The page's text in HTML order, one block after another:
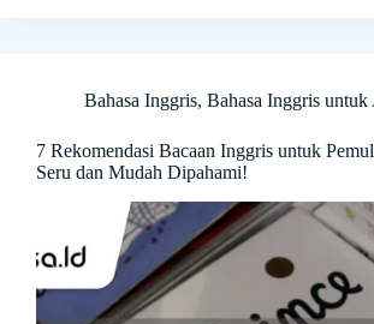
Bahasa Inggris, Bahasa Inggris untuk
7 Rekomendasi Bacaan Inggris untuk
Seru dan Mudah Dipahami!